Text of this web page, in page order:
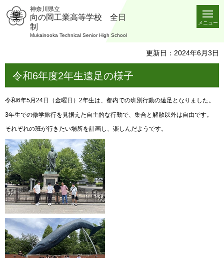
神奈川県立
向の岡工業高等学校 全日
制
Mukainooka Technical Senior High School
メニュー
更新日：2024年6月3日
令和6年度2年生遠足の様子
令和6年5月24日（金曜日）2年生は、都内での班別行動の遠足となりました。
3年生での修学旅行を見据えた自主的な行動で、集合と解散以外は自由です。
それぞれの班が行きたい場所を計画し、楽しんだようです。